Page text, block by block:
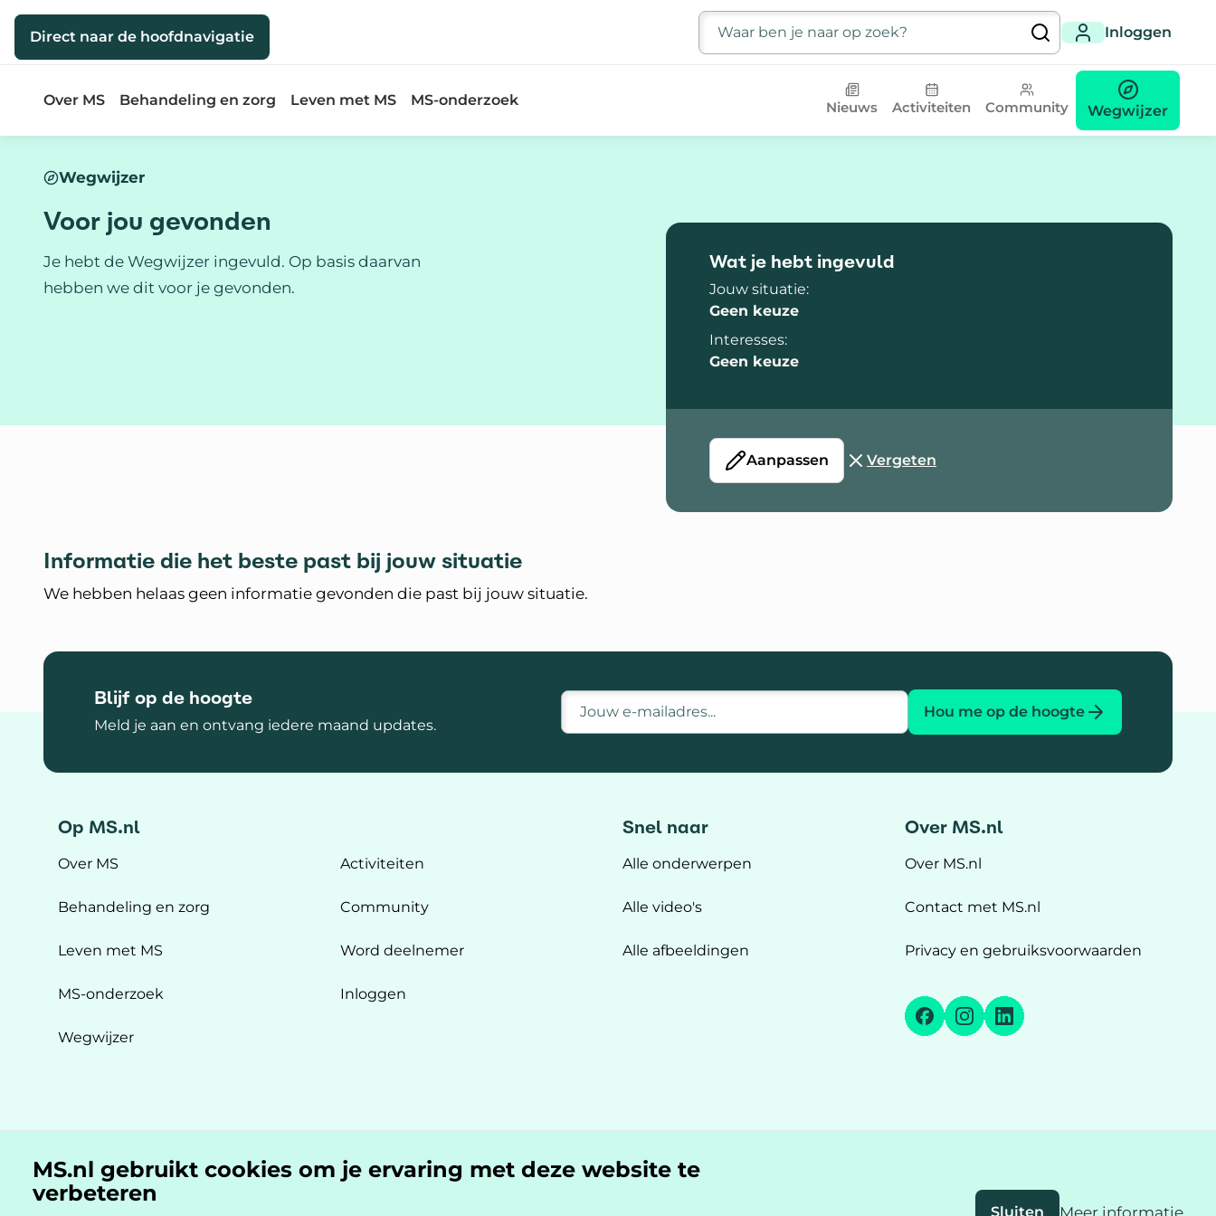
Direct naar de inhoud
Direct naar de hoofdnavigatie
Zoeken
Inloggen
Over MS Behandeling en zorg Leven met MS MS-onderzoek Nieuws Activiteiten Community Wegwijzer
Wegwijzer
Voor jou gevonden
Je hebt de Wegwijzer ingevuld. Op basis daarvan
hebben we dit voor je gevonden.
Wat je hebt ingevuld
Jouw situatie:
Geen keuze
Interesses:
Geen keuze
Aanpassen Vergeten
Informatie die het beste past bij jouw situatie
We hebben helaas geen informatie gevonden die past bij jouw situatie.
Blijf op de hoogte
Meld je aan en ontvang iedere maand updates.
E-mailadres
Hou me op de hoogte
Op MS.nl
Over MS
Behandeling en zorg
Leven met MS
MS-onderzoek
Wegwijzer
Activiteiten
Community
Word deelnemer
Inloggen
Snel naar
Alle onderwerpen
Alle video's
Alle afbeeldingen
Over MS.nl
Over MS.nl
Contact met MS.nl
Privacy en gebruiksvoorwaarden
FacebookInstagram
LinkedIn
MS.nl is een initiatief van:
MS.nl gebruikt cookies om je ervaring met deze website te
verbeteren
Sluiten